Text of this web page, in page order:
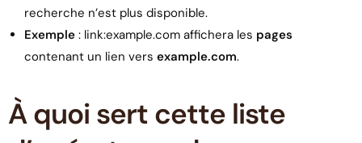
recherche n’est plus disponible.
Exemple : link:example.com affichera les pages
contenant un lien vers example.com.
À quoi sert cette liste